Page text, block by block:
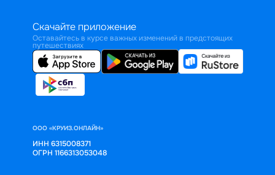
Скачайте приложение
Оставайтесь в курсе важных изменений в предстоящих
путешествиях
ООО «КРУИЗ.ОНЛАЙН»
ИНН 6315008371
ОГРН 1166313053048